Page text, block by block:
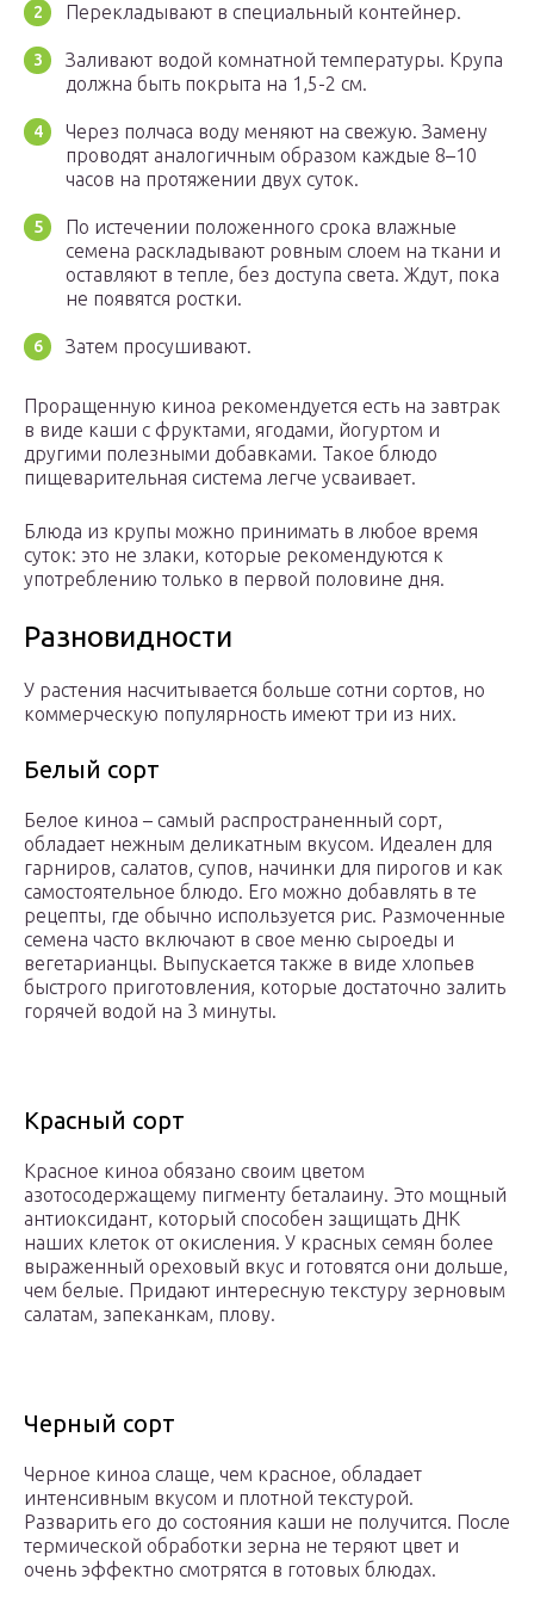
Перекладывают в специальный контейнер.
Заливают водой комнатной температуры. Крупа
должна быть покрыта на 1,5-2 см.
Через полчаса воду меняют на свежую. Замену
проводят аналогичным образом каждые 8–10
часов на протяжении двух суток.
По истечении положенного срока влажные
семена раскладывают ровным слоем на ткани и
оставляют в тепле, без доступа света. Ждут, пока
не появятся ростки.
Затем просушивают.
Проращенную киноа рекомендуется есть на завтрак
в виде каши с фруктами, ягодами, йогуртом и
другими полезными добавками. Такое блюдо
пищеварительная система легче усваивает.
Блюда из крупы можно принимать в любое время
суток: это не злаки, которые рекомендуются к
употреблению только в первой половине дня.
Разновидности
У растения насчитывается больше сотни сортов, но
коммерческую популярность имеют три из них.
Белый сорт
Белое киноа – самый распространенный сорт,
обладает нежным деликатным вкусом. Идеален для
гарниров, салатов, супов, начинки для пирогов и как
самостоятельное блюдо. Его можно добавлять в те
рецепты, где обычно используется рис. Размоченные
семена часто включают в свое меню сыроеды и
вегетарианцы. Выпускается также в виде хлопьев
быстрого приготовления, которые достаточно залить
горячей водой на 3 минуты.
Красный сорт
Красное киноа обязано своим цветом
азотосодержащему пигменту беталаину. Это мощный
антиоксидант, который способен защищать ДНК
наших клеток от окисления. У красных семян более
выраженный ореховый вкус и готовятся они дольше,
чем белые. Придают интересную текстуру зерновым
салатам, запеканкам, плову.
Черный сорт
Черное киноа слаще, чем красное, обладает
интенсивным вкусом и плотной текстурой.
Разварить его до состояния каши не получится. После
термической обработки зерна не теряют цвет и
очень эффектно смотрятся в готовых блюдах.